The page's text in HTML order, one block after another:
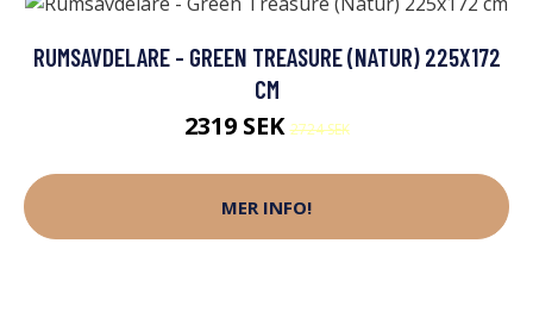
RUMSAVDELARE - GREEN TREASURE (NATUR) 225X172
CM
2319 SEK2724 SEK
MER INFO!